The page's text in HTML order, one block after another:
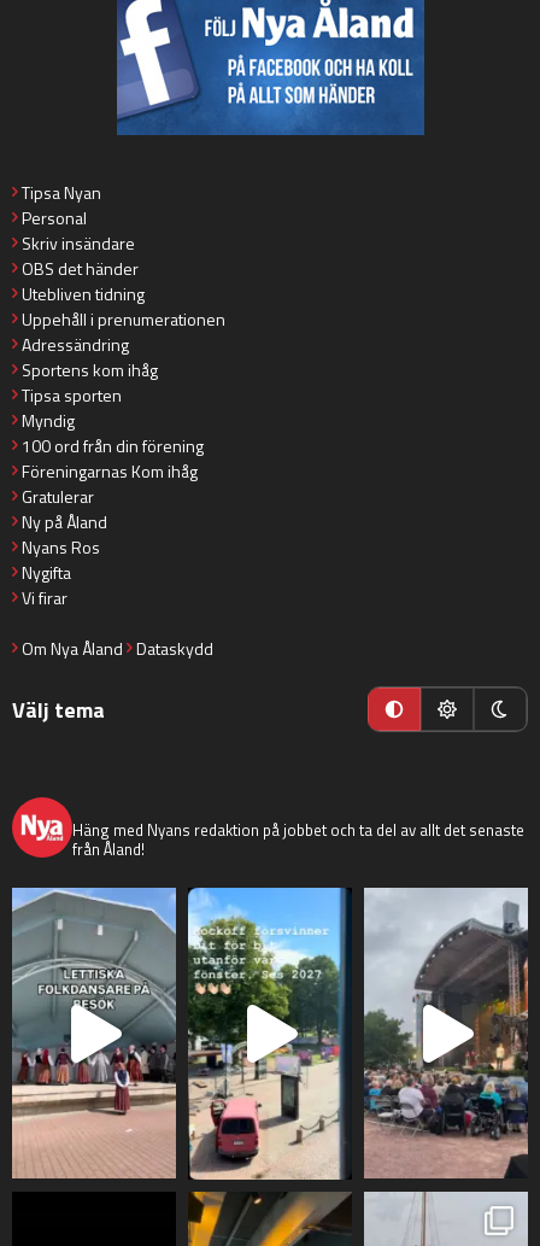
Tipsa Nyan
Personal
Skriv insändare
OBS det händer
Utebliven tidning
Uppehåll i prenumerationen
Adressändring
Sportens kom ihåg
Tipsa sporten
Myndig
100 ord från din förening
Föreningarnas Kom ihåg
Gratulerar
Ny på Åland
Nyans Ros
Nygifta
Vi firar
Om Nya Åland Dataskydd
Välj tema
Häng med Nyans redaktion på jobbet och ta del av allt det senaste
från Åland!